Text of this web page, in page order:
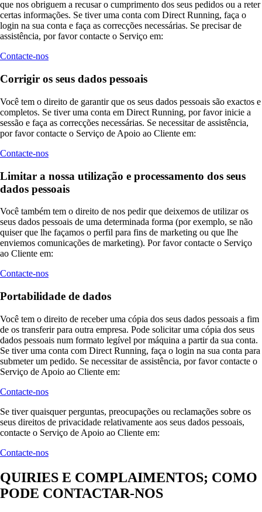
que nos obriguem a recusar o cumprimento dos seus pedidos ou a reter
certas informações. Se tiver uma conta com Direct Running, faça o
login na sua conta e faça as correcções necessárias. Se precisar de
assistência, por favor contacte o Serviço em:
Contacte-nos
Corrigir os seus dados pessoais
Você tem o direito de garantir que os seus dados pessoais são exactos e
completos. Se tiver uma conta em Direct Running, por favor inicie a
sessão e faça as correcções necessárias. Se necessitar de assistência,
por favor contacte o Serviço de Apoio ao Cliente em:
Contacte-nos
Limitar a nossa utilização e processamento dos seus
dados pessoais
Você também tem o direito de nos pedir que deixemos de utilizar os
seus dados pessoais de uma determinada forma (por exemplo, se não
quiser que lhe façamos o perfil para fins de marketing ou que lhe
enviemos comunicações de marketing). Por favor contacte o Serviço
ao Cliente em:
Contacte-nos
Portabilidade de dados
Você tem o direito de receber uma cópia dos seus dados pessoais a fim
de os transferir para outra empresa. Pode solicitar uma cópia dos seus
dados pessoais num formato legível por máquina a partir da sua conta.
Se tiver uma conta com Direct Running, faça o login na sua conta para
submeter um pedido. Se necessitar de assistência, por favor contacte o
Serviço de Apoio ao Cliente em:
Contacte-nos
Se tiver quaisquer perguntas, preocupações ou reclamações sobre os
seus direitos de privacidade relativamente aos seus dados pessoais,
contacte o Serviço de Apoio ao Cliente em:
Contacte-nos
QUIRIES E COMPLAIMENTOS; COMO
PODE CONTACTAR-NOS